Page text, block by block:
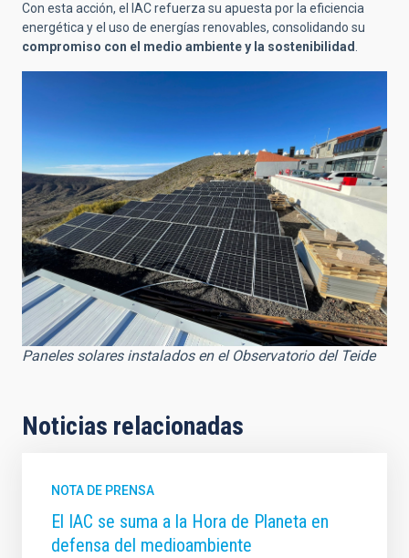
Con esta acción, el IAC refuerza su apuesta por la eficiencia
energética y el uso de energías renovables, consolidando su
compromiso con el medio ambiente y la sostenibilidad.
Paneles solares instalados en el Observatorio del Teide
Noticias relacionadas
NOTA DE PRENSA
El IAC se suma a la Hora de Planeta en
defensa del medioambiente